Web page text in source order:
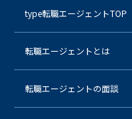
type転職エージェントTOP
転職エージェントとは
転職エージェントの面談